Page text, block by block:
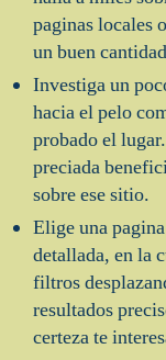
paginas locales
un buen
Investiga un
hacia el pelo
probado el
preciada
sobre ese sitio.
Elige una
detallada, en la
filtros
resultados
certeza te